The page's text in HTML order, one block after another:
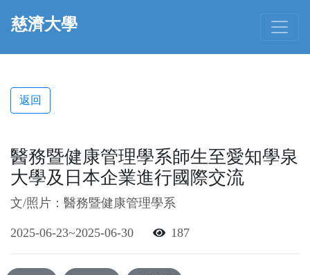
慈濟大學
返回
醫務暨健康管理學系師生至愛知學泉
大學及日本企業進行國際交流
文/照片：醫務暨健康管理學系
2025-06-23~2025-06-30 187